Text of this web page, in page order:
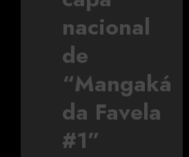
nacional
de
“Mangaká
da Favela
#1”